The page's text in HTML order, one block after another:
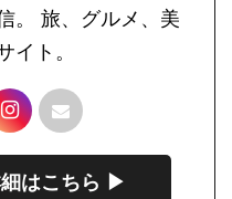
。 旅、グルメ、美
ト。
はこちら ▶︎